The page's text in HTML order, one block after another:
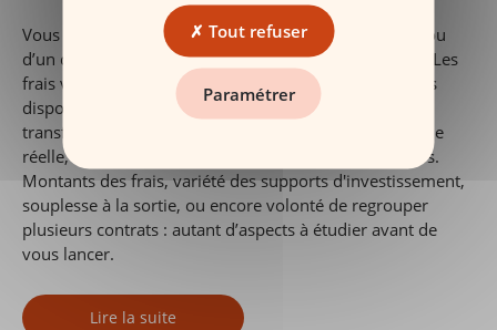
Vous disposez d'un PER individuel, d’un ancien PERP ou
d’un contrat Madelin et envisagez de changer de PER. Les
frais vous semblent peut-être trop élevés, les supports
disponibles insuffisants, ou la gestion peu lisible. Un
transfert peut constituer une optimisation patrimoniale
réelle, à condition de reposer sur des critères objectifs.
Montants des frais, variété des supports d'investissement,
souplesse à la sortie, ou encore volonté de regrouper
plusieurs contrats : autant d’aspects à étudier avant de
vous lancer.
Lire la suite
Tout refuser
Paramétrer